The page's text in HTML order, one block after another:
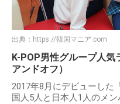
出典： https://韓国マニア.com
K-POP男性グループ人気
アンドオフ）
2017年8月にデビューした
国人5人と日本人1人のメン